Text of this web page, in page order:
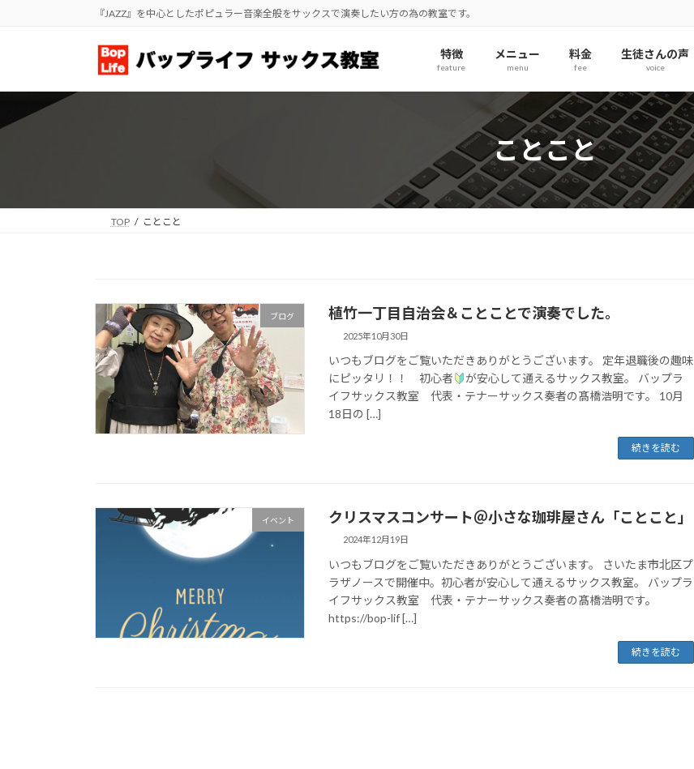
ス
ン
『JAZZ』を中心としたポピュラー音楽全般をサックスで演奏したい方の為の教室です。
特徴
feature
メニュー
menu
料金
fee
生徒さんの声
voice
ことこと
TOP ことこと
ブログ 植竹一丁目自治会＆ことことで演奏でした。
2025年10月30日
いつもブログをご覧いただきありがとうございます。 定年退職後の趣味
にピッタリ！！ 初心者
が安心して通えるサックス教室。 バップラ
イフサックス教室 代表・テナーサックス奏者の髙橋浩明です。 10月
18日の […]
続きを読む
イベント クリスマスコンサート＠小さな珈琲屋さん「ことこと」
2024年12月19日
いつもブログをご覧いただきありがとうございます。 さいたま市北区プ
ラザノースで開催中。初心者が安心して通えるサックス教室。 バップラ
イフサックス教室 代表・テナーサックス奏者の髙橋浩明です。
https://bop-lif […]
続きを読む